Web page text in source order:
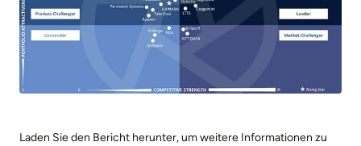
Laden Sie den Bericht herunter, um weitere Informationen zu